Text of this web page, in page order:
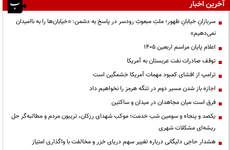
آخرین اخبار
سربازانِ خیابانِ ظهور؛ ملتِ مبعوثِ رودسر در پاسخ به دشمن: «خیابان‌ها را به ناامیدان
نمی‌دهیم»
اعلام پایان مراسم اربعین ۱۴۰۵
توقف صادرات نفت عربستان به آمریکا
ترامپ از افشای کمبود مهمات آمریکا خشمگین است
اجازه باز شدن مسیر دوم در تنگه هرمز را نخواهیم داد
فرق است میان مجاهدان در میدان و ساکتین
یکصد و پنجاه و سومین شب خدمت؛ موکب شهدای رزکان، تریبون مردم و مطالبه‌گر حل
ریشه‌ای مشکلات شهری
هشدار حاجی دلیگانی درباره تغییر سهم دریای خزر و مخالفت با واگذاری امتیاز